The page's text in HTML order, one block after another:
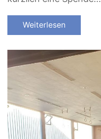
Weiterlesen